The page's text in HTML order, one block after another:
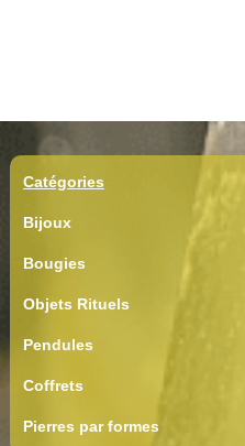
Catégories
Bijoux
Bougies
Objets Rituels
Pendules
Coffrets
Pierres par formes